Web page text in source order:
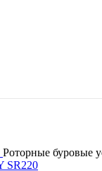
Роторные буровые